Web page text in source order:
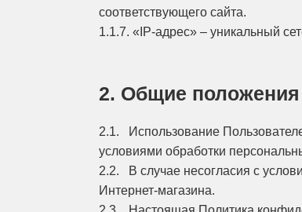
соответствующего сайта.
1.1.7. «IP-адрес» – уникальный
2. Общие положения
2.1. Использование
условиями обработки
2.2. В случае несогласия с
Интернет-магазина.